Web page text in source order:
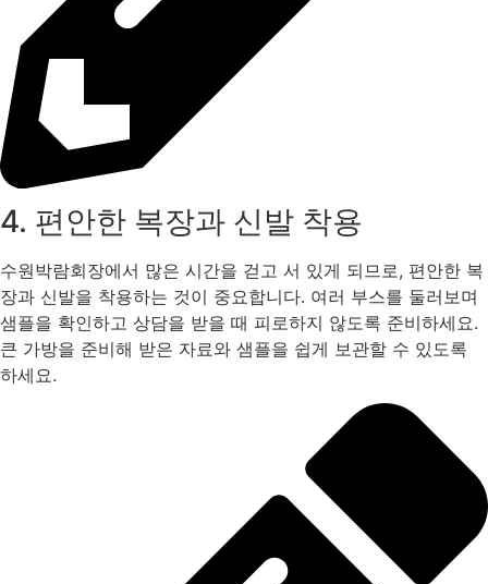
4. 편안한 복장과 신발 착용
수원박람회장에서 많은 시간을 걷고 서 있게 되므로, 편안한 복
장과 신발을 착용하는 것이 중요합니다. 여러 부스를 둘러보며
샘플을 확인하고 상담을 받을 때 피로하지 않도록 준비하세요.
큰 가방을 준비해 받은 자료와 샘플을 쉽게 보관할 수 있도록
하세요.